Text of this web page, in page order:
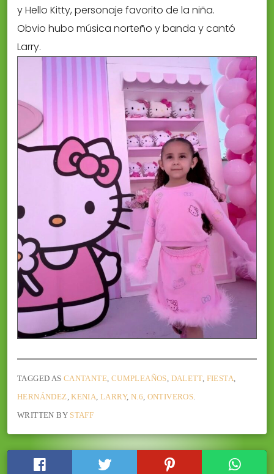
y Hello Kitty, personaje favorito de la niña.
Obvio hubo música norteño y banda y cantó
Larry.
TAGGED AS CANTANTE, CUMPLEAÑOS, DALETT, FIESTA,
HERNÁNDEZ,KENIA,LARRY, N.6, ONTIVEROS.
WRITTEN BY STAFF